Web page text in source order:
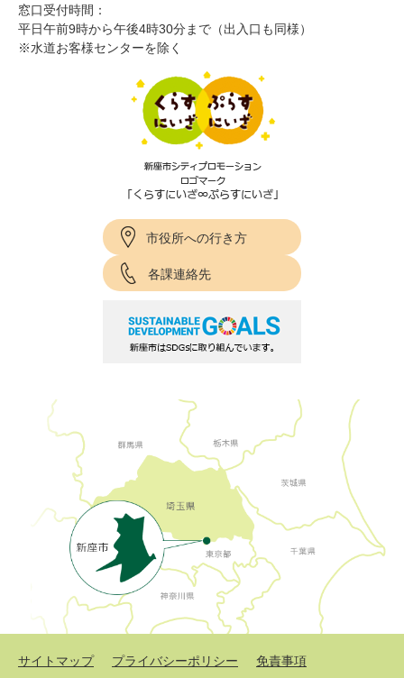
窓口受付時間：
平日午前9時から午後4時30分まで（出入口も同様）
※水道お客様センターを除く
市役所への行き方
各課連絡先
サイトマップ プライバシーポリシー 免責事項